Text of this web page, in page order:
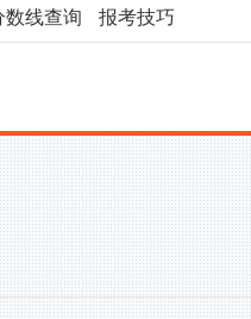
数线查询 报考技巧